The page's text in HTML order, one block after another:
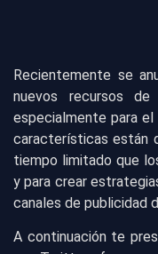
Recientemente se
nuevos recursos de
especialmente para
características están
tiempo limitado que
y para crear
canales de publicidad
A continuación te